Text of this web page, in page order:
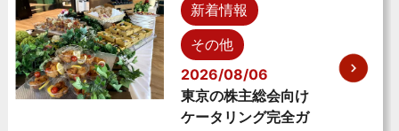
新着情報
その他
2026/08/06
東京の株主総会向け
ケータリング完全ガ